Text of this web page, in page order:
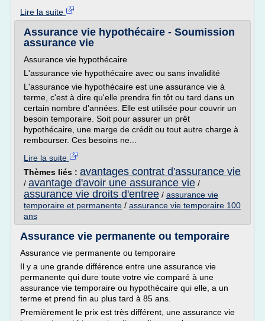
Lire la suite
Assurance vie hypothécaire - Soumission
assurance vie
Assurance vie hypothécaire
L'assurance vie hypothécaire avec ou sans invalidité
L'assurance vie hypothécaire est une assurance vie à
terme, c'est à dire qu'elle prendra fin tôt ou tard dans un
certain nombre d'années. Elle est utilisée pour couvrir un
besoin temporaire. Soit pour assurer un prêt
hypothécaire, une marge de crédit ou tout autre charge à
rembourser. Ces besoins ne...
Lire la suite
Thèmes liés : avantages contrat d'assurance vie
/ avantage d'avoir une assurance vie /
assurance vie droits d'entree / assurance vie
temporaire et permanente / assurance vie temporaire 100
ans
Assurance vie permanente ou temporaire
Assurance vie permanente ou temporaire
Il y a une grande différence entre une assurance vie
permanente qui dure toute votre vie comparé à une
assurance vie temporaire ou hypothécaire qui elle, a un
terme et prend fin au plus tard à 85 ans.
Premièrement le prix est très différent, une assurance vie